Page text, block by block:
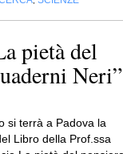
pietà del
Neri”
si terrà a Padova la
Libro della Prof.ssa